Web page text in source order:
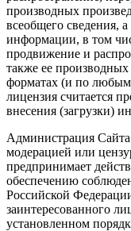
производных
всеобщего сведения,
информации, в том
продвижение и
также ее
форматах (и по
лицензия считается
внесения (загрузки)
Администрация Сайта
модерацией или
предпринимает
обеспечению
Российской
заинтересованного
установленном